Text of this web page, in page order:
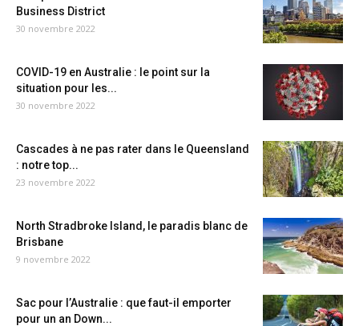
Business District
30 novembre 2022
COVID-19 en Australie : le point sur la
situation pour les...
30 novembre 2022
Cascades à ne pas rater dans le Queensland
: notre top...
23 novembre 2022
North Stradbroke Island, le paradis blanc de
Brisbane
9 novembre 2022
Sac pour l’Australie : que faut-il emporter
pour un an Down...